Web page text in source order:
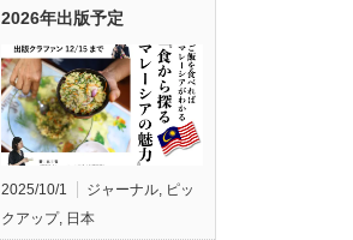
2026年出版予定
2025/10/1 ジャーナル, ピッ
クアップ, 日本